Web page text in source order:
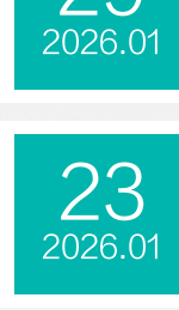
2026.01
23
2026.01